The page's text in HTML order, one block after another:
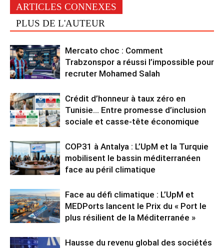
ARTICLES CONNEXES
PLUS DE L'AUTEUR
Mercato choc : Comment
Trabzonspor a réussi l’impossible pour
recruter Mohamed Salah
Crédit d’honneur à taux zéro en
Tunisie… Entre promesse d’inclusion
sociale et casse-tête économique
COP31 à Antalya : L’UpM et la Turquie
mobilisent le bassin méditerranéen
face au péril climatique
Face au défi climatique : L’UpM et
MEDPorts lancent le Prix du « Port le
plus résilient de la Méditerranée »
Hausse du revenu global des sociétés